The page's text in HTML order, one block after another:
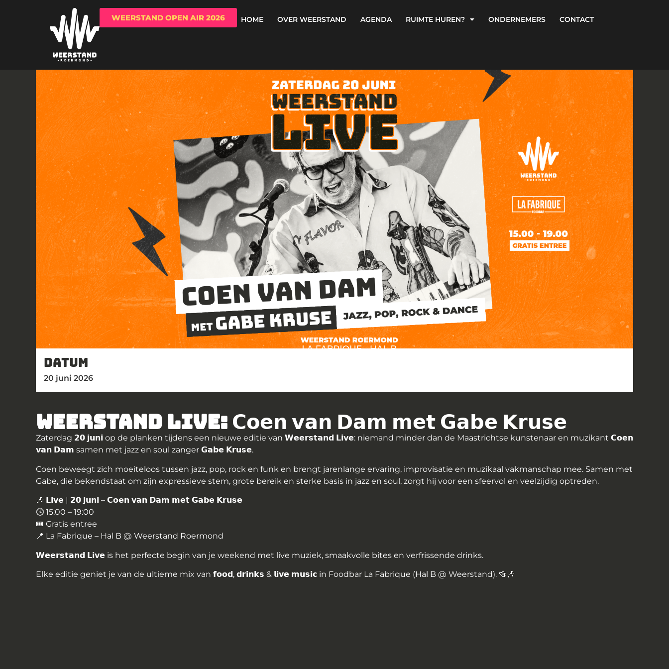
WEERSTAND OPEN AIR 2026 HOME OVER WEERSTAND AGENDA RUIMTE HUREN? ONDERNEMERS CONTACT
Datum
20 juni 2026
WEERSTAND LIVE: 𝗖𝗼𝗲𝗻 𝘃𝗮𝗻 𝗗𝗮𝗺 𝗺𝗲𝘁 𝗚𝗮𝗯𝗲 𝗞𝗿𝘂𝘀𝗲
Zaterdag 𝟮𝟬 𝗷𝘂𝗻𝗶 op de planken tijdens een nieuwe editie van 𝗪𝗲𝗲𝗿𝘀𝘁𝗮𝗻𝗱 𝗟𝗶𝘃𝗲: niemand minder dan de Maastrichtse kunstenaar en muzikant 𝗖𝗼𝗲𝗻
𝘃𝗮𝗻 𝗗𝗮𝗺 samen met jazz en soul zanger 𝗚𝗮𝗯𝗲 𝗞𝗿𝘂𝘀𝗲.
Coen beweegt zich moeiteloos tussen jazz, pop, rock en funk en brengt jarenlange ervaring, improvisatie en muzikaal vakmanschap mee. Samen met
Gabe, die bekendstaat om zijn expressieve stem, grote bereik en sterke basis in jazz en soul, zorgt hij voor een sfeervol en veelzijdig optreden.
🎶 𝗟𝗶𝘃𝗲 | 𝟮𝟬 𝗷𝘂𝗻𝗶 – 𝗖𝗼𝗲𝗻 𝘃𝗮𝗻 𝗗𝗮𝗺 𝗺𝗲𝘁 𝗚𝗮𝗯𝗲 𝗞𝗿𝘂𝘀𝗲
🕓 15:00 – 19:00
🎟 Gratis entree
📍 La Fabrique – Hal B @ Weerstand Roermond
𝗪𝗲𝗲𝗿𝘀𝘁𝗮𝗻𝗱 𝗟𝗶𝘃𝗲 is het perfecte begin van je weekend met live muziek, smaakvolle bites en verfrissende drinks.
Elke editie geniet je van de ultieme mix van 𝗳𝗼𝗼𝗱, 𝗱𝗿𝗶𝗻𝗸𝘀 & 𝗹𝗶𝘃𝗲 𝗺𝘂𝘀𝗶𝗰 in Foodbar La Fabrique (Hal B @ Weerstand). 🍻🎶